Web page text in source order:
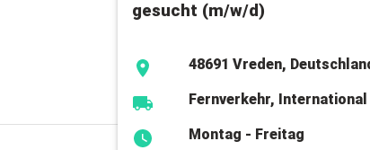
gesucht (m/w/d)
48691 Vreden,
Fernverkehr, International
Montag - Freitag